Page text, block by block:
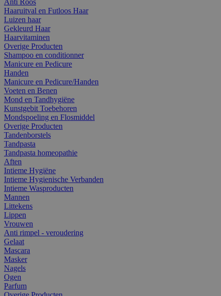
Haaruitval en Futloos Haar
Luizen haar
Gekleurd Haar
Haarvitaminen
Overige Producten
Shampoo en conditionner
Manicure en Pedicure
Handen
Manicure en Pedicure/Handen
Voeten en Benen
Mond en Tandhygiëne
Kunstgebit Toebehoren
Mondspoeling en Flosmiddel
Overige Producten
Tandenborstels
Tandpasta
Tandpasta homeopathie
Aften
Intieme Hygiëne
Intieme Hygienische Verbanden
Intieme Wasproducten
Mannen
Littekens
Lippen
Vrouwen
Anti rimpel - veroudering
Gelaat
Mascara
Masker
Nagels
Ogen
Parfum